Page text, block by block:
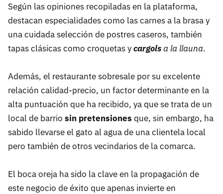
Según las opiniones recopiladas en la plataforma,
destacan especialidades como las carnes a la brasa y
una cuidada selección de postres caseros, también
tapas clásicas como croquetas ycargolsa la llauna.
Además, el restaurante sobresale por su excelente
relación calidad-precio, un factor determinante en la
alta puntuación que ha recibido, ya que se trata de un
local de barrio sin pretensiones que, sin embargo, ha
sabido llevarse el gato al agua de una clientela local
pero también de otros vecindarios de la comarca.
El boca oreja ha sido la clave en la propagación de
este negocio de éxito que apenas invierte en